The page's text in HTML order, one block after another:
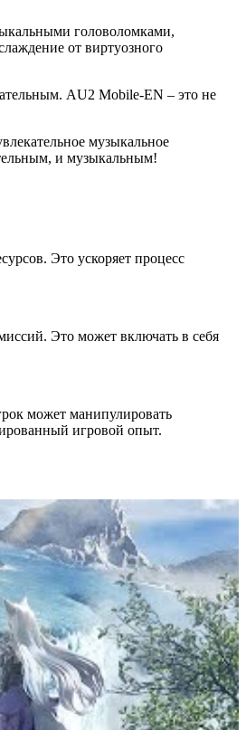
головоломками,
от виртуозного
AU2 Mobile-EN – это не
музыкальное
и музыкальным!
Это ускоряет процесс
Это может включать в себя
может манипулировать
игровой опыт.